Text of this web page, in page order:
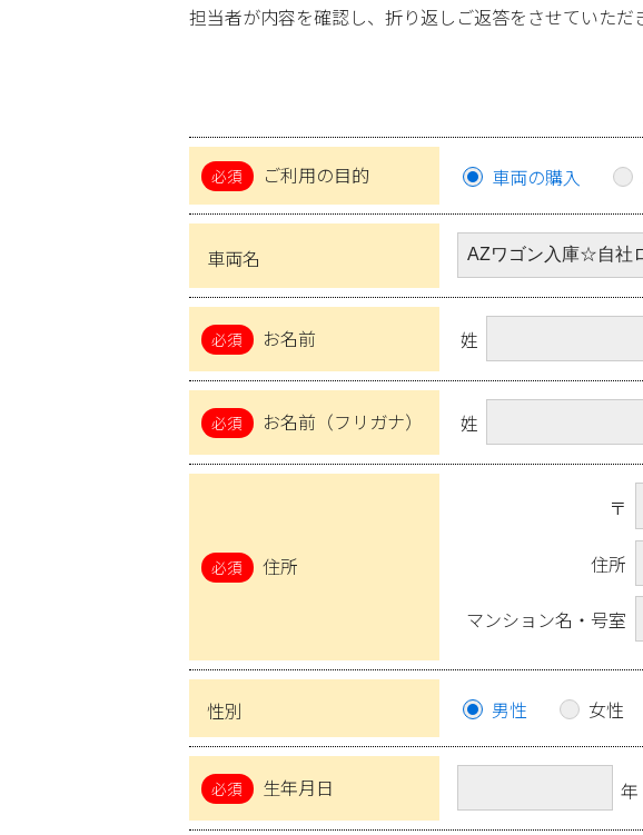
担当者が内容を確認し、折り返しご返答をさせていただ
ご利用の目的 車両の購入
車両名
お名前 姓
お名前（フリガナ） 姓
住所
〒
住所
マンション名・号室
性別 男性 女性
生年月日 年